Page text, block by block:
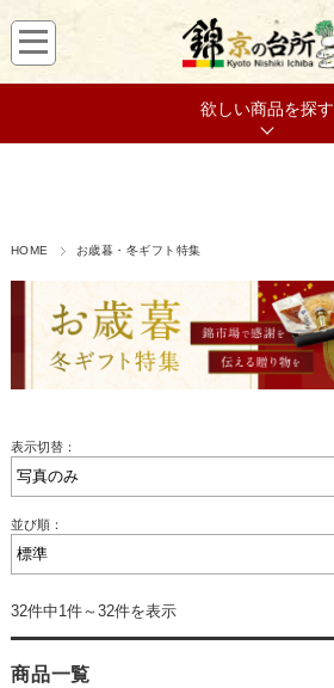
欲しい商品を探す
HOME お歳暮・冬ギフト特集
表示切替：
並び順：
32件中1件～32件を表示
商品一覧